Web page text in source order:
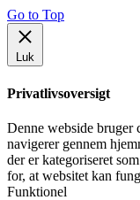
Go to Top
Luk
Privatlivsoversigt
Denne webside bruger
navigerer gennem
der er kategoriseret
for, at websitet kan
Funktionel